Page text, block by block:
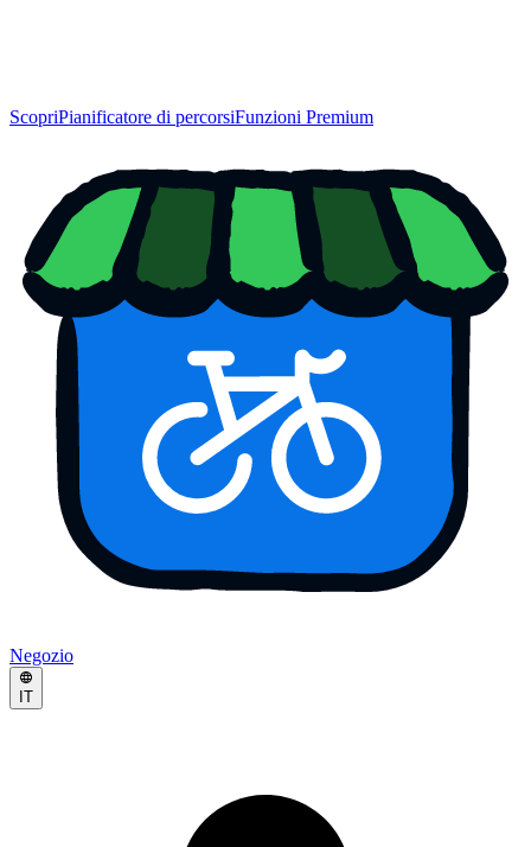
ScopriPianificatore di percorsiFunzioni Premium
Negozio
IT